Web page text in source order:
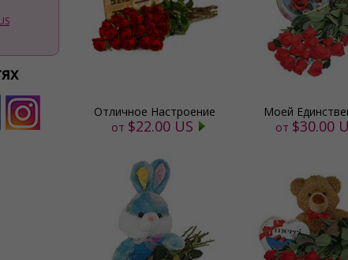
Отличное Настроение
от $22.00 US
Моей
от $30.00